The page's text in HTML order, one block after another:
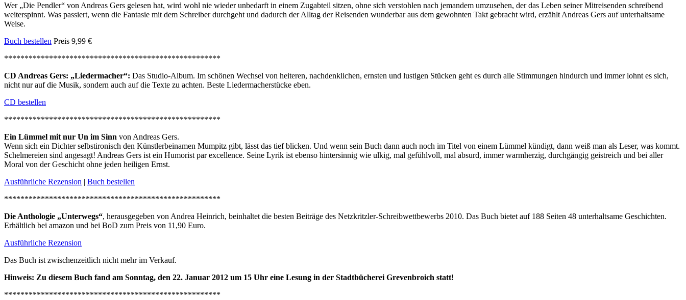
Wer „Die Pendler“ von Andreas Gers gelesen hat, wird wohl nie wieder unbedarft in einem Zugabteil sitzen, ohne sich verstohlen nach jemandem umzusehen, der das Leben seiner Mitreisenden schreibend
weiterspinnt. Was passiert, wenn die Fantasie mit dem Schreiber durchgeht und dadurch der Alltag der Reisenden wunderbar aus dem gewohnten Takt gebracht wird, erzählt Andreas Gers auf unterhaltsame
Weise.
Buch bestellen Preis 9,99 €
*****************************************************
CD Andreas Gers: „Liedermacher“: Das Studio-Album. Im schönen Wechsel von heiteren, nachdenklichen, ernsten und lustigen Stücken geht es durch alle Stimmungen hindurch und immer lohnt es sich,
nicht nur auf die Musik, sondern auch auf die Texte zu achten. Beste Liedermacherstücke eben.
CD bestellen
*****************************************************
Ein Lümmel mit nur Un im Sinn von Andreas Gers.
Wenn sich ein Dichter selbstironisch den Künstlerbeinamen Mumpitz gibt, lässt das tief blicken. Und wenn sein Buch dann auch noch im Titel von einem Lümmel kündigt, dann weiß man als Leser, was kommt.
Schelmereien sind angesagt! Andreas Gers ist ein Humorist par excellence. Seine Lyrik ist ebenso hintersinnig wie ulkig, mal gefühlvoll, mal absurd, immer warmherzig, durchgängig geistreich und bei aller
Moral von der Geschicht ohne jeden heiligen Ernst.
Ausführliche Rezension | Buch bestellen
*****************************************************
Die Anthologie „Unterwegs“, herausgegeben von Andrea Heinrich, beinhaltet die besten Beiträge des Netzkritzler-Schreibwettbewerbs 2010. Das Buch bietet auf 188 Seiten 48 unterhaltsame Geschichten.
Erhältlich bei amazon und bei BoD zum Preis von 11,90 Euro.
Ausführliche Rezension
Das Buch ist zwischenzeitlich nicht mehr im Verkauf.
Hinweis: Zu diesem Buch fand am Sonntag, den 22. Januar 2012 um 15 Uhr eine Lesung in der Stadtbücherei Grevenbroich statt!
*****************************************************